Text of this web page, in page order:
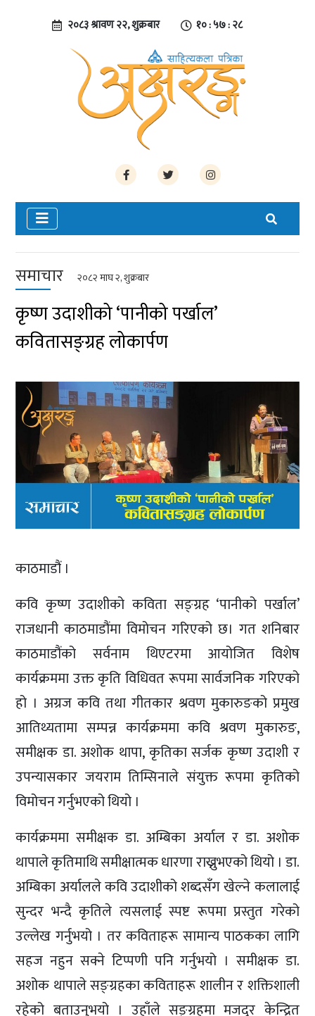
२०८३ श्रावण २२, शुक्रबार १० : ५७ : २९
समाचार २०८२ माघ २, शुक्रबार
कृष्ण उदाशीको ‘पानीको पर्खाल’
कवितासङ्ग्रह लोकार्पण
काठमाडौं ।
कवि कृष्ण उदाशीको कविता सङ्ग्रह ‘पानीको पर्खाल’
राजधानी काठमाडौंमा विमोचन गरिएको छ। गत शनिबार
काठमाडौंको सर्वनाम थिएटरमा आयोजित विशेष
कार्यक्रममा उक्त कृति विधिवत रूपमा सार्वजनिक गरिएको
हो । अग्रज कवि तथा गीतकार श्रवण मुकारुङको प्रमुख
आतिथ्यतामा सम्पन्न कार्यक्रममा कवि श्रवण मुकारुङ,
समीक्षक डा. अशोक थापा, कृतिका सर्जक कृष्ण उदाशी र
उपन्यासकार जयराम तिम्सिनाले संयुक्त रूपमा कृतिको
विमोचन गर्नुभएको थियो ।
कार्यक्रममा समीक्षक डा. अम्बिका अर्याल र डा. अशोक
थापाले कृतिमाथि समीक्षात्मक धारणा राख्नुभएको थियो । डा.
अम्बिका अर्यालले कवि उदाशीको शब्दसँग खेल्ने कलालाई
सुन्दर भन्दै कृतिले त्यसलाई स्पष्ट रूपमा प्रस्तुत गरेको
उल्लेख गर्नुभयो । तर कविताहरू सामान्य पाठकका लागि
सहज नहुन सक्ने टिप्पणी पनि गर्नुभयो । समीक्षक डा.
अशोक थापाले सङ्ग्रहका कविताहरू शालीन र शक्तिशाली
रहेको बताउनुभयो । उहाँले सङ्ग्रहमा मजदुर केन्द्रित